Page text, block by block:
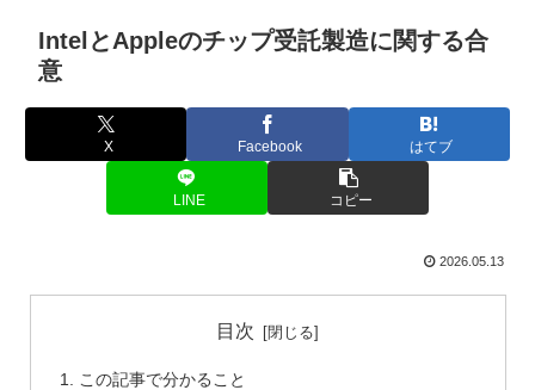
IntelとAppleのチップ受託製造に関する合
意
X Facebook はてブ
LINE コピー
2026.05.13
目次
この記事で分かること